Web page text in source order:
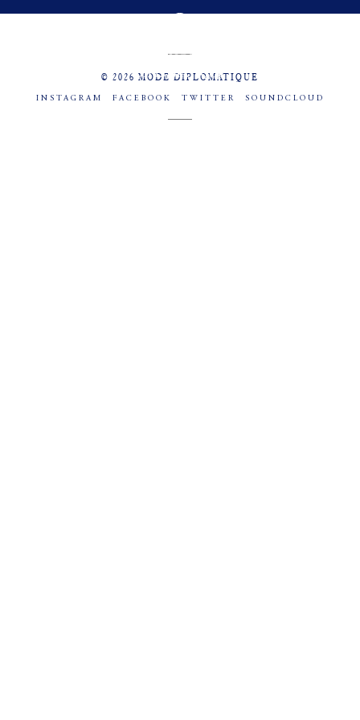
© 2026 MODE DIPLOMATIQUE
INSTAGRAM FACEBOOK TWITTER SOUNDCLOUD